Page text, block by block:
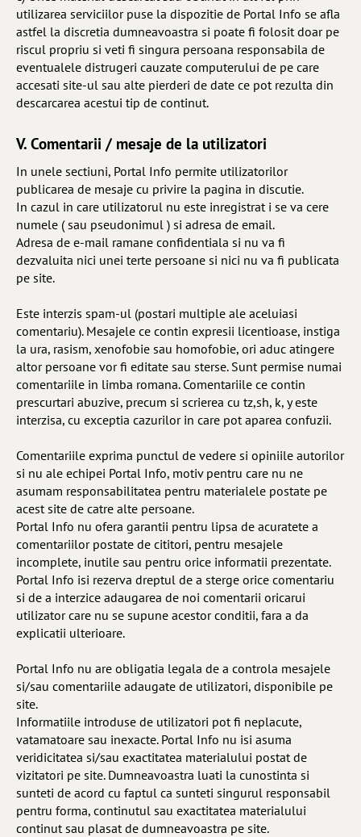
utilizarea serviciilor puse la dispozitie de Portal Info se afla
astfel la discretia dumneavoastra si poate fi folosit doar pe
riscul propriu si veti fi singura persoana responsabila de
eventualele distrugeri cauzate computerului de pe care
accesati site-ul sau alte pierderi de date ce pot rezulta din
descarcarea acestui tip de continut.
V. Comentarii / mesaje de la utilizatori
In unele sectiuni, Portal Info permite utilizatorilor
publicarea de mesaje cu privire la pagina in discutie.
In cazul in care utilizatorul nu este inregistrat i se va cere
numele ( sau pseudonimul ) si adresa de email.
Adresa de e-mail ramane confidentiala si nu va fi
dezvaluita nici unei terte persoane si nici nu va fi publicata
pe site.
Este interzis spam-ul (postari multiple ale aceluiasi
comentariu). Mesajele ce contin expresii licentioase, instiga
la ura, rasism, xenofobie sau homofobie, ori aduc atingere
altor persoane vor fi editate sau sterse. Sunt permise numai
comentariile in limba romana. Comentariile ce contin
prescurtari abuzive, precum si scrierea cu tz,sh, k, y este
interzisa, cu exceptia cazurilor in care pot aparea confuzii.
Comentariile exprima punctul de vedere si opiniile autorilor
si nu ale echipei Portal Info, motiv pentru care nu ne
asumam responsabilitatea pentru materialele postate pe
acest site de catre alte persoane.
Portal Info nu ofera garantii pentru lipsa de acuratete a
comentariilor postate de cititori, pentru mesajele
incomplete, inutile sau pentru orice informatii prezentate.
Portal Info isi rezerva dreptul de a sterge orice comentariu
si de a interzice adaugarea de noi comentarii oricarui
utilizator care nu se supune acestor conditii, fara a da
explicatii ulterioare.
Portal Info nu are obligatia legala de a controla mesajele
si/sau comentariile adaugate de utilizatori, disponibile pe
site.
Informatiile introduse de utilizatori pot fi neplacute,
vatamatoare sau inexacte. Portal Info nu isi asuma
veridicitatea si/sau exactitatea materialului postat de
vizitatori pe site. Dumneavoastra luati la cunostinta si
sunteti de acord cu faptul ca sunteti singurul responsabil
pentru forma, continutul sau exactitatea materialului
continut sau plasat de dumneavoastra pe site.